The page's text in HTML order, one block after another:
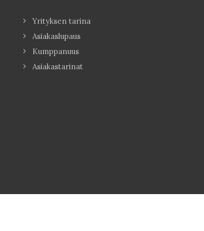
Yrityksen tarina
Asiakaslupaus
Kumppanuus
Asiakastarinat